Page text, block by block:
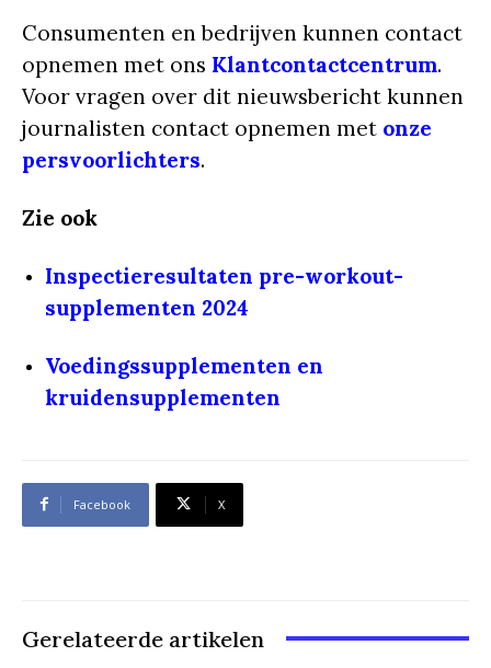
Consumenten en bedrijven kunnen contact
opnemen met ons Klantcontactcentrum.
Voor vragen over dit nieuwsbericht kunnen
journalisten contact opnemen met onze
persvoorlichters.
Zie ook
Inspectieresultaten pre-workout-
supplementen 2024
Voedingssupplementen en
kruidensupplementen
Facebook X
Gerelateerde artikelen